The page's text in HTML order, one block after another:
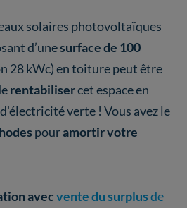
solaires photovoltaïques
d’unesurface de 100
28 kWc) en toiture peut être
rentabilisercet espace en
verte ! Vous avez le
pouramortir votre
avecvente du surplusde